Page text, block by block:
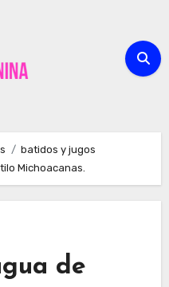
batidos y jugos
Michoacanas.
de